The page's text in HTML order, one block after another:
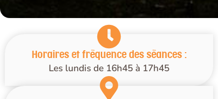
Horaires et fréquence des séances :
Les lundis de 16h45 à 17h45